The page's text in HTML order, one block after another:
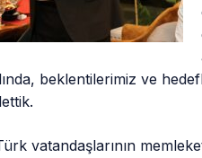
beklentilerimiz ve
vatandaşlarının